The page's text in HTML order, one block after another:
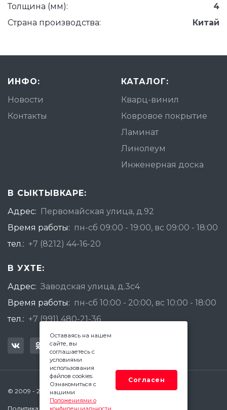
Толщина (мм):
4
Страна производства:
Китай
ИНФО:
Новости
Контакты
КАТАЛОГ:
Кварц-винил
Ковровое покрытие
Ламинат
Линолеум
Инженерная доска
В СЫКТЫВКАРЕ:
Адрес: Первомайская улица, д.92
Время работы: пн-сб 09:00 - 19:00, вс 09:00 - 18:00
тел.: +7 (8212) 44-16-20
В УХТЕ:
Адрес: Заводская улица, д.3с4
Время работы: пн-сб 10:00 - 20:00, вс 10:00 - 18:00
тел.: +7 (991) 480-21-36
© 2009 - 2026 Квадратный Метр - Сыктывкар
Политика конфиденциальности
Оставаясь на нашем
сайте, вы
соглашаетесь с
условиями
использования
файлов cookies.
Ознакомиться с
нашими
Положениями о
конфиденциальности
Согласен